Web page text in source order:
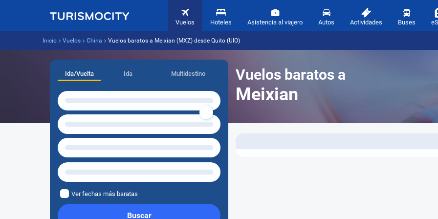
Vuelos Hoteles Asistencia al viajero Autos Actividades Buses
Inicio Vuelos China Vuelos baratos a Meixian (MXZ) desde Quito (UIO)
Vuelos baratos a
Meixian
Ida/Vuelta Ida Multidestino
Ver fechas más baratas
Buscar